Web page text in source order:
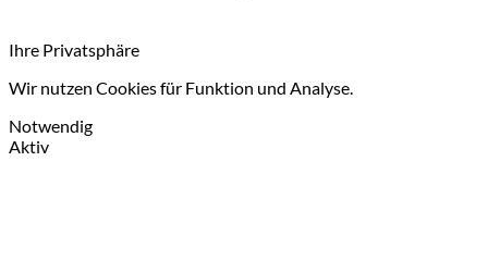
Ihre Privatsphäre
Wir nutzen Cookies für Funktion und Analyse.
Notwendig
Aktiv